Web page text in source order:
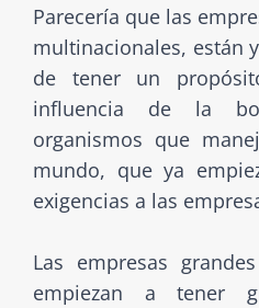
Parecería que las
multinacionales, están
de tener un
influencia de la
organismos que
mundo, que ya
exigencias a las
Las empresas
empiezan a tener